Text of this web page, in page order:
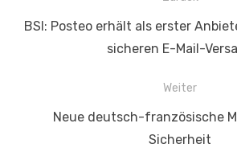
Vorheriger
BSI: Posteo erhält als erster
sicheren E-Mail-
Weiter
NächsterNeue deutsch-französische
Sicherheit